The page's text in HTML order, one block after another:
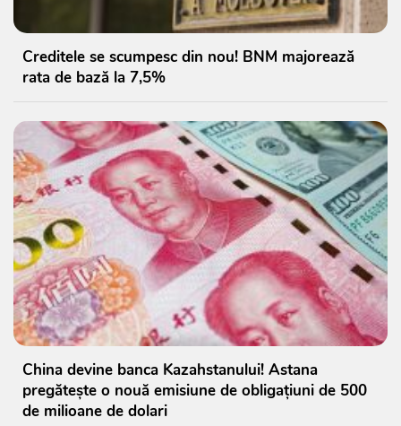
Creditele se scumpesc din nou! BNM majorează
rata de bază la 7,5%
China devine banca Kazahstanului! Astana
pregătește o nouă emisiune de obligațiuni de 500
de milioane de dolari